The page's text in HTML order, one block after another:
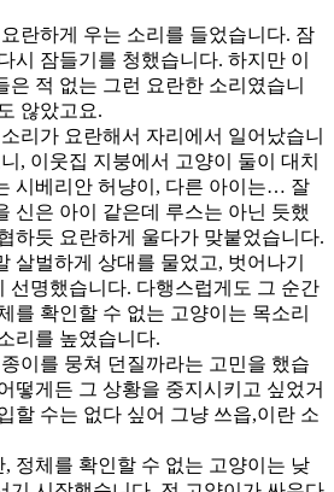
란하게 우는 소리를 들었습니다. 잠
시 잠들기를 청했습니다. 하지만 이
은 적 없는 그런 요란한 소리였습니
않았고요.
리가 요란해서 자리에서 일어났습니
, 이웃집 지붕에서 고양이 둘이 대치
시베리안 허냥이, 다른 아이는… 잘
신은 아이 같은데 루스는 아닌 듯했
하듯 요란하게 울다가 맞붙었습니다.
살벌하게 상대를 물었고, 벗어나기
선명했습니다. 다행스럽게도 그 순간
를 확인할 수 없는 고양이는 목소리
리를 높였습니다.
이를 뭉쳐 던질까라는 고민을 했습
떻게든 그 상황을 중지시키고 싶었거
할 수는 없다 싶어 그냥 쓰읍,이란 소
정체를 확인할 수 없는 고양이는 낮